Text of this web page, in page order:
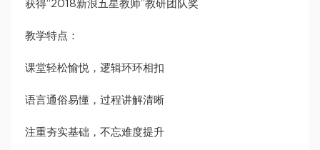
获得“2018新浪五星教师”教研团队奖
教学特点：
课堂轻松愉悦，逻辑环环相扣
语言通俗易懂，过程讲解清晰
注重夯实基础，不忘难度提升